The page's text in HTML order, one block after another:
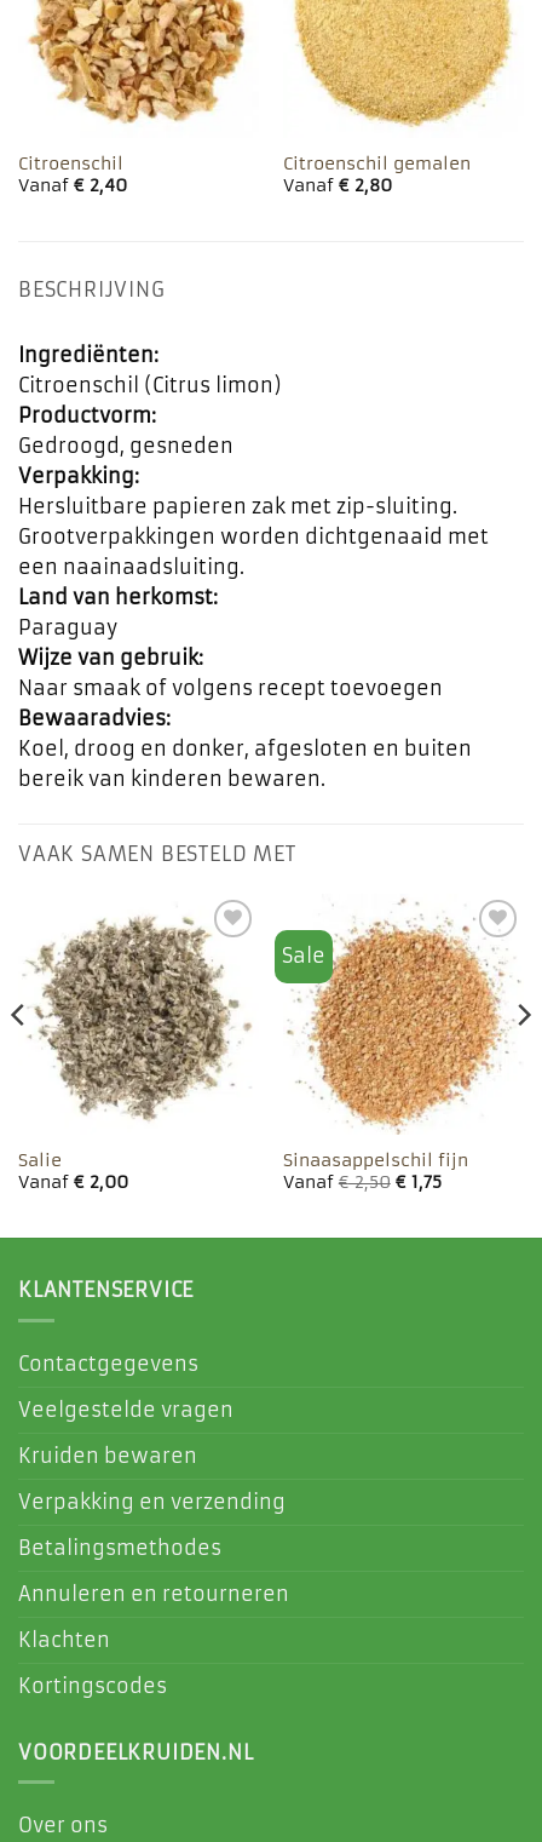
Citroenschil
Vanaf €2,40
Citroenschil gemalen
Vanaf €2,80
BESCHRIJVING
Ingrediënten:
Citroenschil (Citrus limon)
Productvorm:
Gedroogd, gesneden
Verpakking:
Hersluitbare papieren zak met zip-sluiting.
Grootverpakkingen worden dichtgenaaid met
een naainaadsluiting.
Land van herkomst:
Paraguay
Wijze van gebruik:
Naar smaak of volgens recept toevoegen
Bewaaradvies:
Koel, droog en donker, afgesloten en buiten
bereik van kinderen bewaren.
VAAK SAMEN BESTELD MET
Toevoegen
aan
favorieten
Salie
Vanaf €2,00
Sale
Toevoegen
aan
favorieten
Sinaasappelschil fijn
Vanaf€2,50 €1,75
KLANTENSERVICE
Contactgegevens
Veelgestelde vragen
Kruiden bewaren
Verpakking en verzending
Betalingsmethodes
Annuleren en retourneren
Klachten
Kortingscodes
VOORDEELKRUIDEN.NL
Over ons